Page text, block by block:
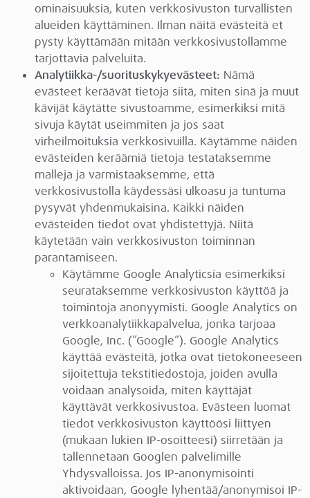
ominaisuuksia, kuten verkkosivuston turvallisten
alueiden käyttäminen. Ilman näitä evästeitä et
pysty käyttämään mitään verkkosivustollamme
tarjottavia palveluita.
Analytiikka-/suorituskykyevästeet: Nämä
evästeet keräävät tietoja siitä, miten sinä ja muut
kävijät käytätte sivustoamme, esimerkiksi mitä
sivuja käytät useimmiten ja jos saat
virheilmoituksia verkkosivuilla. Käytämme näiden
evästeiden keräämiä tietoja testataksemme
malleja ja varmistaaksemme, että
verkkosivustolla käydessäsi ulkoasu ja tuntuma
pysyvät yhdenmukaisina. Kaikki näiden
evästeiden tiedot ovat yhdistettyjä. Niitä
käytetään vain verkkosivuston toiminnan
parantamiseen.
Käytämme Google Analyticsia esimerkiksi
seurataksemme verkkosivuston käyttöä ja
toimintoja anonyymisti. Google Analytics on
verkkoanalytiikkapalvelua, jonka tarjoaa
Google, Inc. (”Google”). Google Analytics
käyttää evästeitä, jotka ovat tietokoneeseen
sijoitettuja tekstitiedostoja, joiden avulla
voidaan analysoida, miten käyttäjät
käyttävät verkkosivustoa. Evästeen luomat
tiedot verkkosivuston käyttöösi liittyen
(mukaan lukien IP-osoitteesi) siirretään ja
tallennetaan Googlen palvelimille
Yhdysvalloissa. Jos IP-anonymisointi
aktivoidaan, Google lyhentää/anonymisoi IP-